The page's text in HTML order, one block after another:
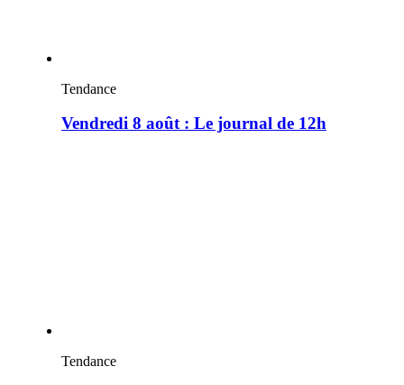
Tendance
Vendredi 8 août : Le journal de 12h
Tendance